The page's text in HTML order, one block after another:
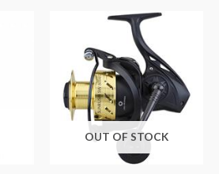
OUT OF STOCK